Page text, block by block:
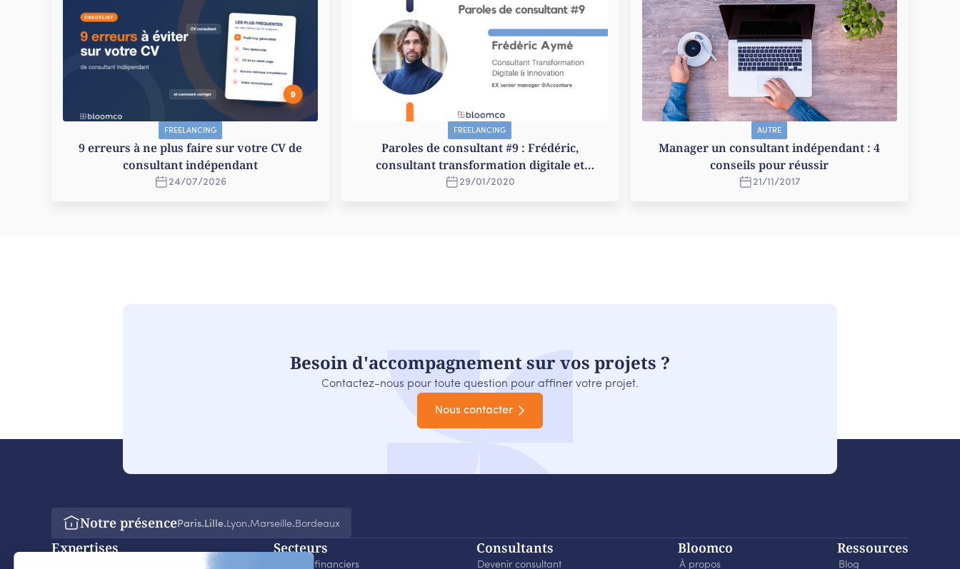
FREELANCING
9 erreurs à ne plus faire sur votre CV de
consultant indépendant
24/07/2026
FREELANCING
Paroles de consultant #9 : Frédéric,
consultant transformation digitale et
innovation
29/01/2020
AUTRE
Manager un consultant indépendant : 4
conseils pour réussir
21/11/2017
Besoin d'accompagnement sur vos projets ?
Contactez-nous pour toute question pour affiner votre projet.
Nous contacter
Notre présenceParis‧Lille‧Lyon‧Marseille‧Bordeaux
Expertises Secteurs
Services financiers
Consultants
Devenir consultant
Bloomco
À propos
Ressources
Blog